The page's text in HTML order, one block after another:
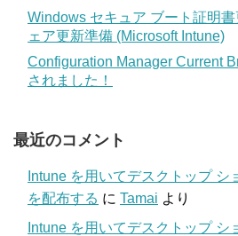
Windows セキュア ブート証明
ェア更新準備 (Microsoft Intune)
Configuration Manager Current
されました！
最近のコメント
Intune を用いてデスクトップ シ
を配布する に Tamai より
Intune を用いてデスクトップ シ